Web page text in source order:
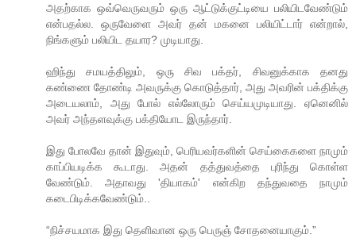
அதற்காக ஒவ்வெருவரும் ஒரு ஆட்டுக்குட்டியை பலியிடவேண்டும்
என்பதல்ல. ஒருவேளை அவர் தன் மகனை பலியிட்டார் என்றால்,
நிங்களும் பலியிட தயார? முடியாது.
ஹிந்து சமயத்திலும், ஒரு சிவ பக்தர், சிவனுக்காக தனது
கண்ணை தோண்டி அவருக்கு கொடுத்தார், அது அவரின் பக்திக்கு
அடையலாம், அது போல் எல்லோரும் செய்யமுடியாது. ஏனெனில்
அவர் அந்தளவுக்கு பக்தியோட இருந்தார்.
இது போலவே தான் இதுவும், பெரியவர்களின் செய்கைகளை நாமும்
காப்பியடிக்க கூடாது. அதன் தத்துவத்தை புரிந்து கொள்ள
வேண்டும். அதாவது 'தியாகம்' என்கிற தந்துவதை நாமும்
கடைபிடிக்கவேண்டும்..
“நிச்சயமாக இது தெளிவான ஒரு பெருஞ் சோதனையாகும்.”